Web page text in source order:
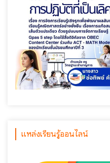
แหล่งเรียนรู้ออนไลน์